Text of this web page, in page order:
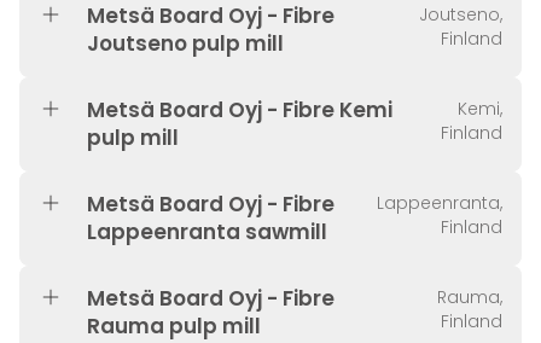
Metsä Board Oyj - Fibre
Joutseno pulp mill
Joutseno,
Finland
Metsä Board Oyj - Fibre Kemi
pulp mill
Kemi,
Finland
Metsä Board Oyj - Fibre
Lappeenranta sawmill
Lappeenranta,
Finland
Metsä Board Oyj - Fibre
Rauma pulp mill
Rauma,
Finland